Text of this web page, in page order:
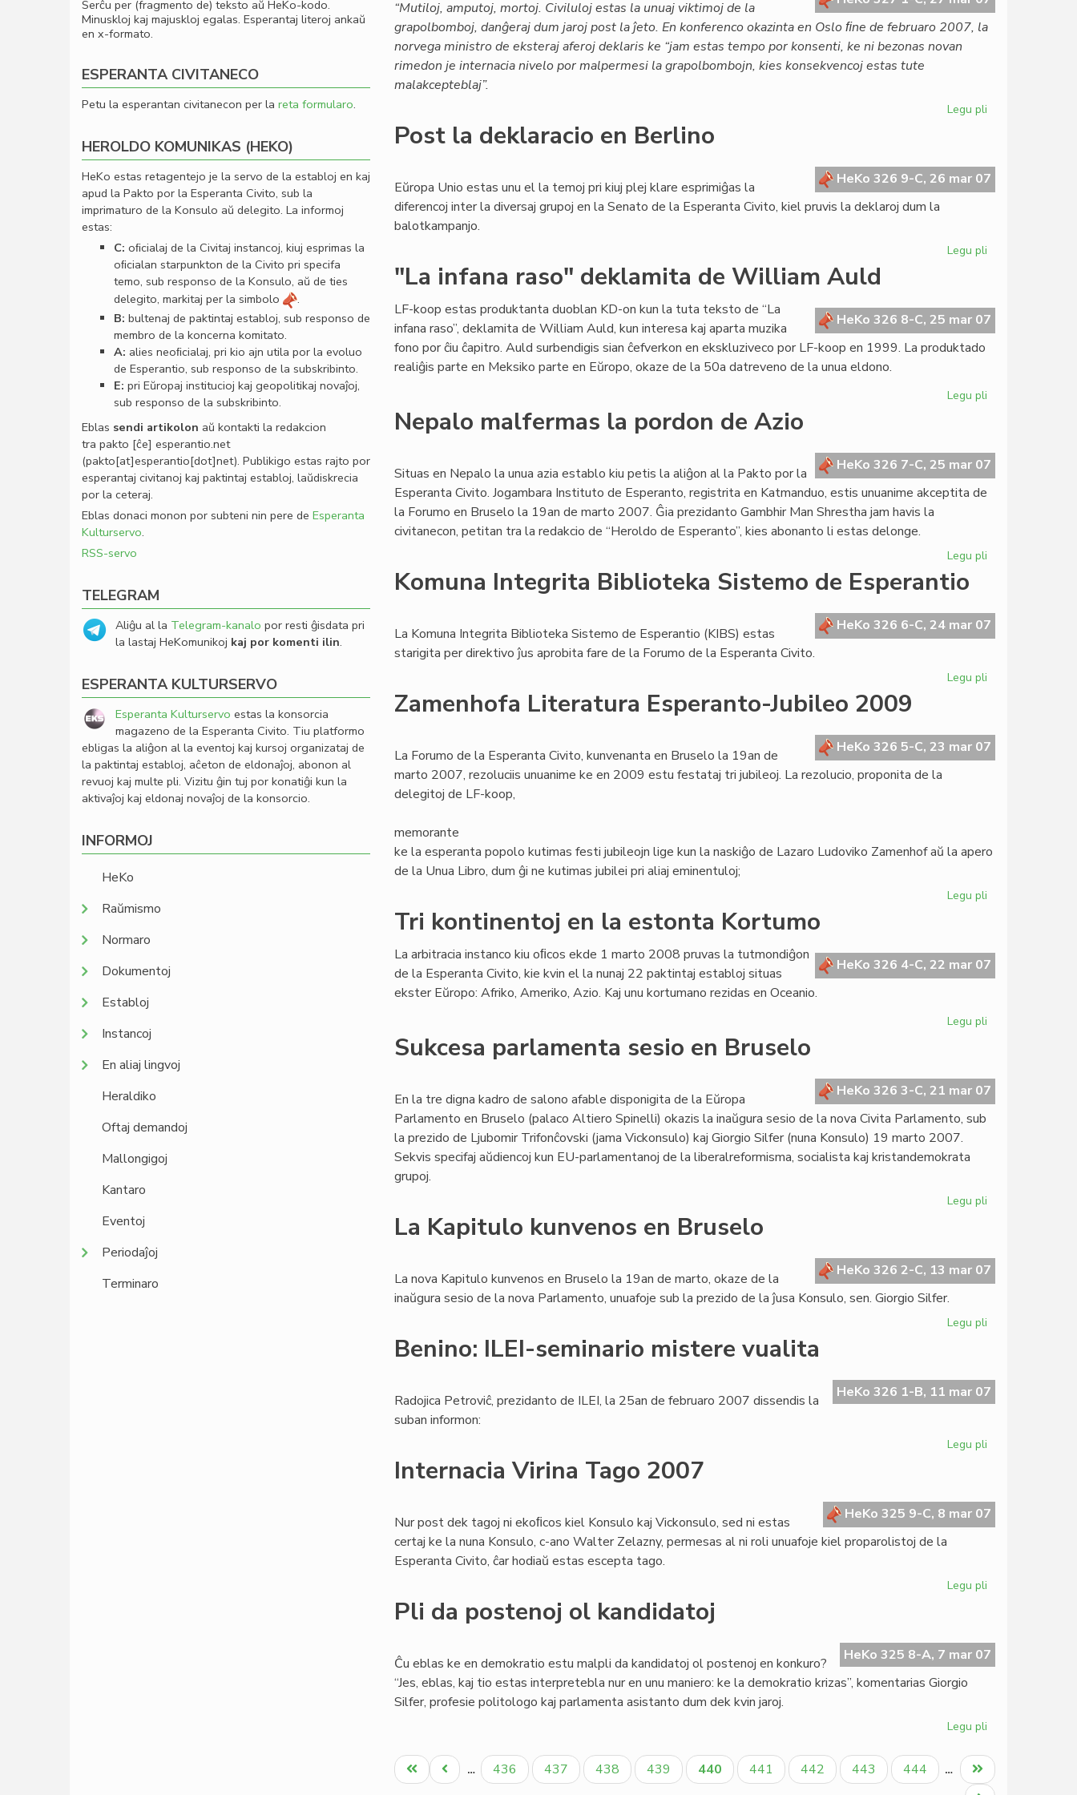
“Mutiloj, amputoj, mortoj. Civiluloj estas la unuaj viktimoj de la
grapolbomboj, danĝeraj dum jaroj post la ĵeto. En konferenco okazinta en Oslo ﬁne de februaro 2007, la
norvega ministro de eksteraj aferoj deklaris ke “jam estas tempo por konsenti, ke ni bezonas novan
rimedon je internacia nivelo por malpermesi la grapolbombojn, kies konsekvencoj estas tute
malakcepteblaj”.
Legu pli
pacifismaj
kampanjoj
Post la deklaracio en Berlino
HeKo 326 9-C, 26 mar 07
Eŭropa Unio estas unu el la temoj pri kiuj plej klare esprimiĝas la
diferencoj inter la diversaj grupoj en la Senato de la Esperanta Civito, kiel pruvis la deklaroj dum la
balotkampanjo.
Legu pli
en
Berlino
"La infana raso" deklamita de William Auld
HeKo 326 8-C, 25 mar 07
LF-koop estas produktanta duoblan KD-on kun la tuta teksto de “La
infana raso”, deklamita de William Auld, kun interesa kaj aparta muzika
fono por ĉiu ĉapitro. Auld surbendigis sian ĉefverkon en ekskluziveco por LF-koop en 1999. La produktado
realiĝis parte en Meksiko parte en Eŭropo, okaze de la 50a datreveno de la unua eldono.
Legu pli
deklamita
de
Nepalo malfermas la pordon de Azio
HeKo 326 7-C, 25 mar 07
Situas en Nepalo la unua azia establo kiu petis la aliĝon al la Pakto por la
Esperanta Civito. Jogambara Instituto de Esperanto, registrita en Katmanduo, estis unuanime akceptita de
la Forumo en Bruselo la 19an de marto 2007. Ĝia prezidanto Gambhir Man Shrestha jam havis la
civitanecon, petitan tra la redakcio de “Heroldo de Esperanto”, kies abonanto li estas delonge.
Legu pli
pordon
de
Komuna Integrita Biblioteka Sistemo de Esperantio
HeKo 326 6-C, 24 mar 07
La Komuna Integrita Biblioteka Sistemo de Esperantio (KIBS) estas
starigita per direktivo ĵus aprobita fare de la Forumo de la Esperanta Civito.
Legu pli
Sistemo
de
Zamenhofa Literatura Esperanto-Jubileo 2009
HeKo 326 5-C, 23 mar 07
La Forumo de la Esperanta Civito, kunvenanta en Bruselo la 19an de
marto 2007, rezoluciis unuanime ke en 2009 estu festataj tri jubileoj. La rezolucio, proponita de la
delegitoj de LF-koop,
memorante
ke la esperanta popolo kutimas festi jubileojn lige kun la naskiĝo de Lazaro Ludoviko Zamenhof aŭ la apero
de la Unua Libro, dum ĝi ne kutimas jubilei pri aliaj eminentuloj;
Legu pli
Jubileo
2009
Tri kontinentoj en la estonta Kortumo
HeKo 326 4-C, 22 mar 07
La arbitracia instanco kiu oﬁcos ekde 1 marto 2008 pruvas la tutmondiĝon
de la Esperanta Civito, kie kvin el la nunaj 22 paktintaj establoj situas
ekster Eŭropo: Afriko, Ameriko, Azio. Kaj unu kortumano rezidas en Oceanio.
Legu pli
la
estonta
Sukcesa parlamenta sesio en Bruselo
HeKo 326 3-C, 21 mar 07
En la tre digna kadro de salono afable disponigita de la Eŭropa
Parlamento en Bruselo (palaco Altiero Spinelli) okazis la inaŭgura sesio de la nova Civita Parlamento, sub
la prezido de Ljubomir Trifonĉovski (jama Vickonsulo) kaj Giorgio Silfer (nuna Konsulo) 19 marto 2007.
Sekvis specifaj aŭdiencoj kun EU-parlamentanoj de la liberalreformisma, socialista kaj kristandemokrata
grupoj.
Legu pli
en
Bruselo
La Kapitulo kunvenos en Bruselo
HeKo 326 2-C, 13 mar 07
La nova Kapitulo kunvenos en Bruselo la 19an de marto, okaze de la
inaŭgura sesio de la nova Parlamento, unuafoje sub la prezido de la ĵusa Konsulo, sen. Giorgio Silfer.
Legu pli
en
Bruselo
Benino: ILEI-seminario mistere vualita
HeKo 326 1-B, 11 mar 07
Radojica Petroviĉ, prezidanto de ILEI, la 25an de februaro 2007 dissendis la
suban informon:
Legu pli
mistere
vualita
Internacia Virina Tago 2007
HeKo 325 9-C, 8 mar 07
Nur post dek tagoj ni ekoﬁcos kiel Konsulo kaj Vickonsulo, sed ni estas
certaj ke la nuna Konsulo, c-ano Walter Zelazny, permesas al ni roli unuafoje kiel proparolistoj de la
Esperanta Civito, ĉar hodiaŭ estas escepta tago.
Legu pli
2007
Pli da postenoj ol kandidatoj
HeKo 325 8-A, 7 mar 07
Ĉu eblas ke en demokratio estu malpli da kandidatoj ol postenoj en konkuro?
“Jes, eblas, kaj tio estas interpretebla nur en unu maniero: ke la demokratio krizas”, komentarias Giorgio
Silfer, profesie politologo kaj parlamenta asistanto dum dek kvin jaroj.
Legu pli
da
postenoj
Pagination
Unua
paĝo
Antaŭa
paĝo
… Paĝo
436 Paĝo
437 Paĝo
438 Paĝo
439
Aktuala
paĝo
440 Paĝo
441 Paĝo
442 Paĝo
443 Paĝo
444 …
Last
page
Serĉu per (fragmento de) teksto aŭ HeKo-kodo.
Minuskloj kaj majuskloj egalas. Esperantaj literoj ankaŭ
en x-formato.
ESPERANTA CIVITANECO
Petu la esperantan civitanecon per la reta formularo.
HEROLDO KOMUNIKAS (HEKO)
HeKo estas retagentejo je la servo de la establoj en kaj
apud la Pakto por la Esperanta Civito, sub la
imprimaturo de la Konsulo aŭ delegito. La informoj
estas:
C: oﬁcialaj de la Civitaj instancoj, kiuj esprimas la
oﬁcialan starpunkton de la Civito pri specifa
temo, sub responso de la Konsulo, aŭ de ties
delegito, markitaj per la simbolo
.
B: bultenaj de paktintaj establoj, sub responso de
membro de la koncerna komitato.
A: alies neoﬁcialaj, pri kio ajn utila por la evoluo
de Esperantio, sub responso de la subskribinto.
E: pri Eŭropaj institucioj kaj geopolitikaj novaĵoj,
sub responso de la subskribinto.
Eblas sendi artikolon aŭ kontakti la redakcion
tra pakto [ĉe] esperantio.net
(pakto[at]esperantio[dot]net). Publikigo estas rajto por
esperantaj civitanoj kaj paktintaj establoj, laŭdiskrecia
por la ceteraj.
Eblas donaci monon por subteni nin pere de Esperanta
Kulturservo.
RSS-servo
TELEGRAM
Aliĝu al la Telegram-kanalo por resti ĝisdata pri
la lastaj HeKomunikoj kaj por komenti ilin.
ESPERANTA KULTURSERVO
Esperanta Kulturservo estas la konsorcia
magazeno de la Esperanta Civito. Tiu platformo
ebligas la aliĝon al la eventoj kaj kursoj organizataj de
la paktintaj establoj, aĉeton de eldonaĵoj, abonon al
revuoj kaj multe pli. Vizitu ĝin tuj por konatiĝi kun la
aktivaĵoj kaj eldonaj novaĵoj de la konsorcio.
INFORMOJ
HeKo
Raŭmismo
Normaro
Dokumentoj
Establoj
Instancoj
En aliaj lingvoj
Heraldiko
Oftaj demandoj
Mallongigoj
Kantaro
Eventoj
Periodaĵoj
Terminaro